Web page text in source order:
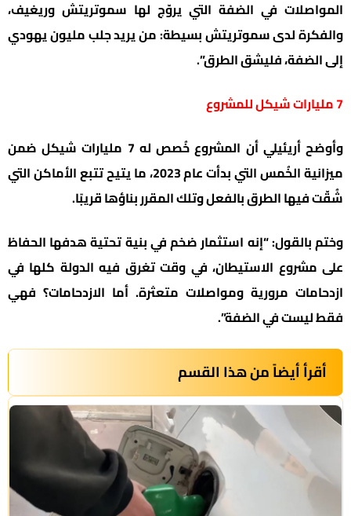
المواصلات في الضفة التي يروّج لها سموتريتش وريغيف،
والفكرة لدى سموتريتش بسيطة: من يريد جلب مليون يهودي
إلى الضفة، فليشق الطرق”.
وأوضح أريئيلي أن المشروع خُصص له 7 مليارات شيكل ضمن
ميزانية الخُمس التي بدأت عام 2023، ما يتيح تتبع الأماكن التي
شُقّت فيها الطرق بالفعل وتلك المقرر بناؤها قريبًا.
وختم بالقول: “إنه استثمار ضخم في بنية تحتية هدفها الحفاظ
على مشروع الاستيطان، في وقت تغرق فيه الدولة كلها في
ازدحامات مرورية ومواصلات متعثرة. أما الازدحامات؟ فهي
فقط ليست في الضفة”.
أقرأ أيضاً من هذا القسم